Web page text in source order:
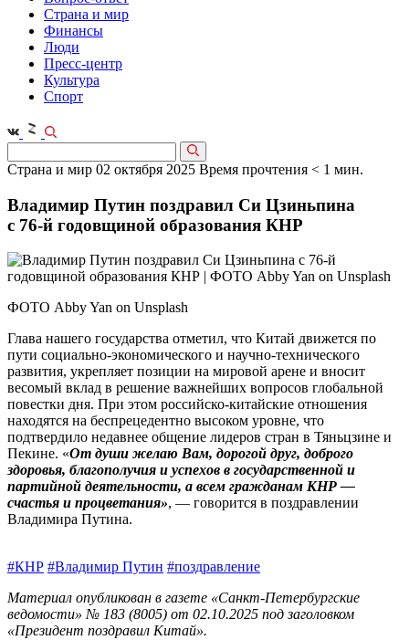
Страна и мир
Финансы
Люди
Пресс-центр
Культура
Спорт
Страна и мир 02 октября 2025 Время прочтения < 1 мин.
Владимир Путин поздравил Си Цзиньпина
с 76‑й годовщиной образования КНР
ФОТО Abby Yan on Unsplash
Глава нашего государства отметил, что Китай движется по
пути социально-экономического и научно-технического
развития, укрепляет позиции на мировой арене и вносит
весомый вклад в решение важнейших вопросов глобальной
повестки дня. При этом российско-китайские отношения
находятся на беспрецедентно высоком уровне, что
подтвердило недавнее общение лидеров стран в Тяньцзине и
Пекине. «От души желаю Вам, дорогой друг, доброго
здоровья, благополучия и успехов в государственной и
партийной деятельности, а всем гражданам КНР —
счастья и процветания», — говорится в поздравлении
Владимира Путина.
#КНР #Владимир Путин #поздравление
Материал опубликован в газете «Санкт-Петербургские
ведомости» № 183 (8005) от 02.10.2025 под заголовком
«Президент поздравил Китай».